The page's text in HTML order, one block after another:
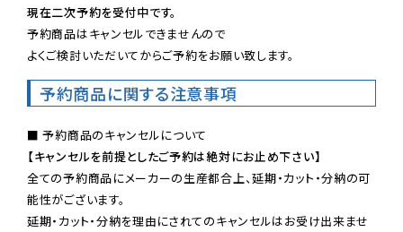
現在二次予約を受付中です。
予約商品はキャンセルできませんので
よくご検討いただいてからご予約をお願い致します。
予約商品に関する注意事項
【キャンセルを前提としたご予約は絶対にお止め下さい】
全ての予約商品にメーカーの生産都合上、延期・カット・分納の可
能性がございます。
延期・カット・分納を理由にされてのキャンセルはお受け出来ませ